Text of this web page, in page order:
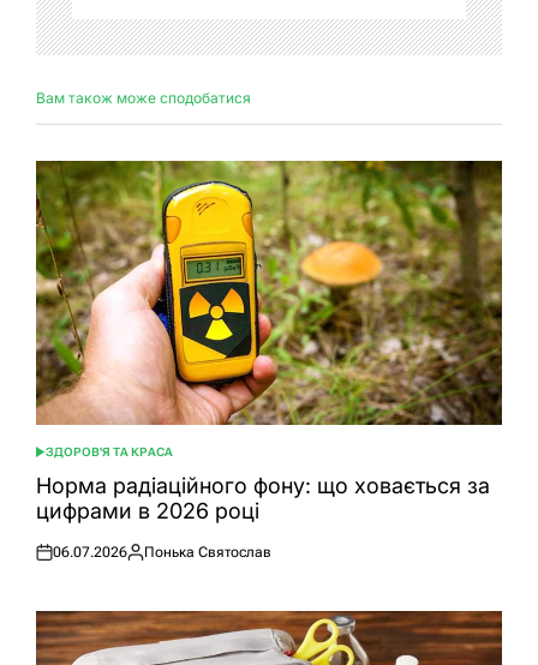
Вам також може сподобатися
ОПУБЛІКУВАТИ
У
ЗДОРОВ'Я ТА КРАСА
Норма радіаційного фону: що ховається за
цифрами в 2026 році
Оприлюднено
06.07.2026
Опубліковано
Понька Святослав